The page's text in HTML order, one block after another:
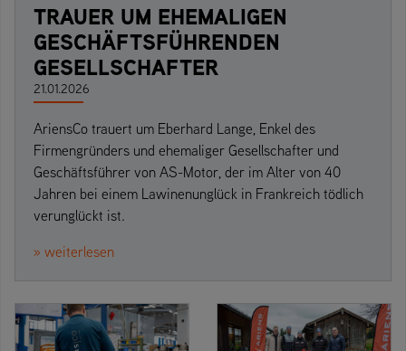
TRAUER UM EHEMALIGEN
GESCHÄFTSFÜHRENDEN
GESELLSCHAFTER
21.01.2026
AriensCo trauert um Eberhard Lange, Enkel des
Firmengründers und ehemaliger Gesellschafter und
Geschäftsführer von AS-Motor, der im Alter von 40
Jahren bei einem Lawinenunglück in Frankreich tödlich
verunglückt ist.
» weiterlesen